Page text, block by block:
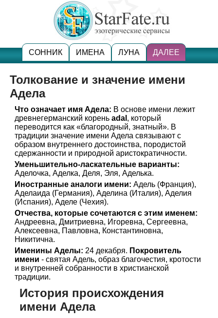
СОННИК ИМЕНА ЛУНА ДАЛЕЕ
Толкование и значение имени
Адела
Что означает имя Адела: В основе имени лежит
древнегерманский корень adal , который
переводится как «благородный, знатный». В
традиции значение имени Адела связывают с
образом внутреннего достоинства, породистой
сдержанности и природной аристократичности.
Уменьшительно-ласкательные варианты:
Аделочка, Аделка, Деля, Эля, Аделька.
Иностранные аналоги имени: Адель (Франция),
Аделаида (Германия), Аделина (Италия), Аделия
(Испания), Аделе (Чехия).
Отчества, которые сочетаются с этим именем:
Андреевна, Дмитриевна, Игоревна, Сергеевна,
Алексеевна, Павловна, Константиновна,
Никитична.
Именины Аделы: 24 декабря. Покровитель
имени - святая Адель, образ благочестия, кротости
и внутренней собранности в христианской
традиции.
История происхождения
имени Адела